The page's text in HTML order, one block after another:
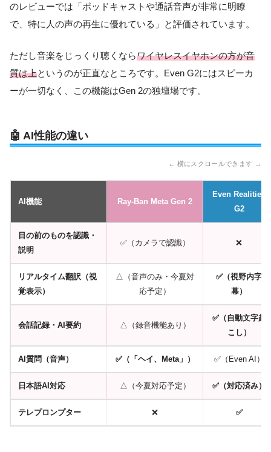
のレビューでは「ポッドキャストや通話音声が非常に明瞭
で、特に人の声の再生に優れている」と評価されています。
ただし音楽をじっくり聴くならワイヤレスイヤホンの方が音
質は上というのが正直なところです。Even G2にはスピーカ
ーが一切なく、この機能はGen 2の独壇場です。
🤖 AI性能の違い
← 横にスクロールできます →
AI機能 Ray-Ban Meta Gen 2
Even Realities
G2
目の前のものを認識・
説明
✅（カメラで認識） ❌
リアルタイム翻訳（視
覚表示）
△（音声のみ・今夏対
応予定）
✅（視野内字
幕）
会話記録・AI要約 △（録音機能あり）
✅（自動文字起
こし）
AI質問（音声） ✅（「ヘイ、Meta」） ✅（Even AI）
日本語AI対応 △（今夏対応予定） ✅（対応済み）
テレプロンプター ❌ ✅